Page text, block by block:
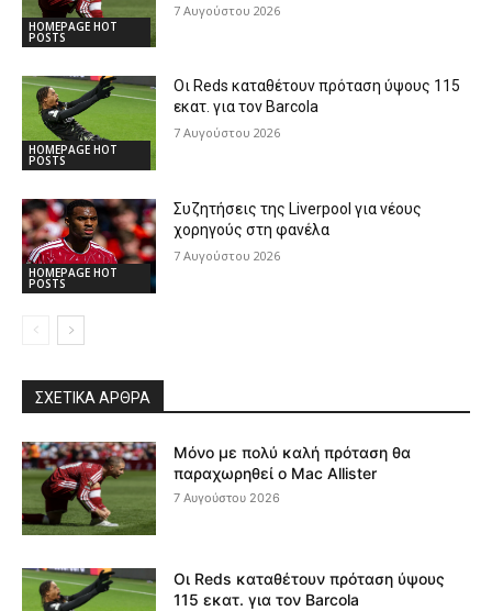
HOMEPAGE HOT
POSTS
7 Αυγούστου 2026
HOMEPAGE HOT
POSTS
Οι Reds καταθέτουν πρόταση ύψους 115
εκατ. για τον Barcola
7 Αυγούστου 2026
HOMEPAGE HOT
POSTS
Συζητήσεις της Liverpool για νέους
χορηγούς στη φανέλα
7 Αυγούστου 2026
ΣΧΕΤΙΚΆ ΆΡΘΡΑ
Μόνο με πολύ καλή πρόταση θα
παραχωρηθεί ο Mac Allister
7 Αυγούστου 2026
Οι Reds καταθέτουν πρόταση ύψους
115 εκατ. για τον Barcola